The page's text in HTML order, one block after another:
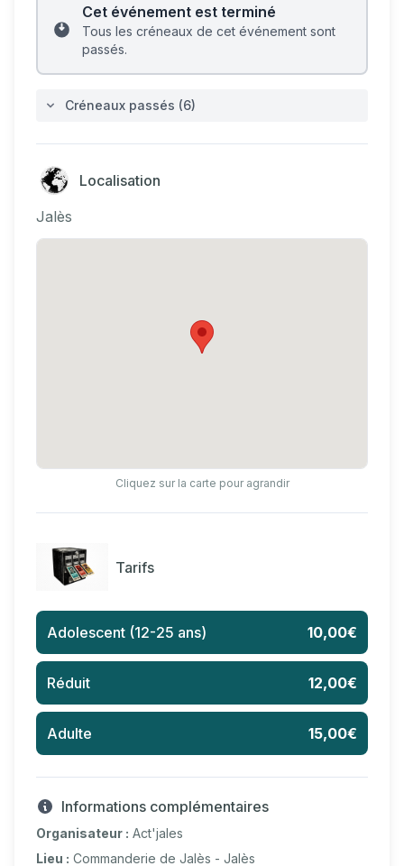
Cet événement est terminé
Tous les créneaux de cet événement sont
passés.
Créneaux passés (6)
Localisation
Jalès
Cliquez sur la carte pour agrandir
Tarifs
Adolescent (12-25 ans) 10,00€
Réduit 12,00€
Adulte 15,00€
Informations complémentaires
Organisateur : Act'jales
Lieu : Commanderie de Jalès - Jalès